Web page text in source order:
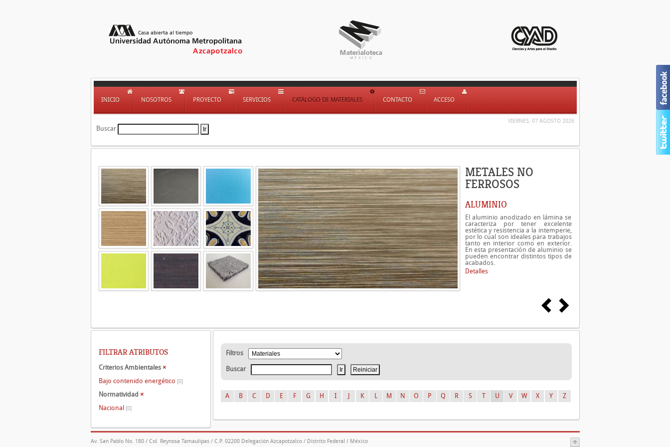
INICIO NOSOTROS PROYECTO SERVICIOS CATÁLOGO DE MATERIALES CONTACTO ACCESO
VIERNES, 07 AGOSTO 2026
Buscar
METALES NO
FERROSOS
ALUMINIO
El aluminio anodizado en lámina se
caracteriza por tener excelente
estética y resistencia a la intemperie,
por lo cual son ideales para trabajos
tanto en interior como en exterior.
En esta presentación de aluminio se
pueden encontrar distintos tipos de
acabados.
Detalles
Filtros
Buscar
A B C D E F G H I K L M N O P Q R S T U V W X Y Z
FILTRAR ATRIBUTOS
Criterios Ambientales ×
Bajo contenido energético [0]
Normatividad ×
Nacional [0]
Av. San Pablo No. 180 / Col. Reynosa Tamaulipas / C.P. 02200 Delegación Azcapotzalco / Distrito Federal / México